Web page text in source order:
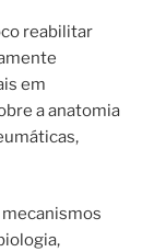
reabilitar
em
a anatomia